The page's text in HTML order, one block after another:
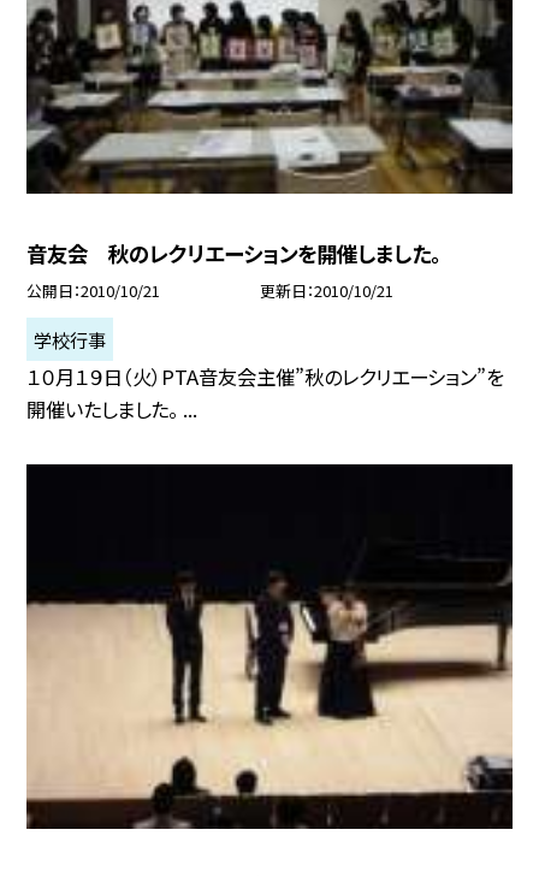
音友会 秋のレクリエーションを開催しました。
公開日 2010/10/21 更新日 2010/10/21
学校行事
１０月１９日（火）PTA音友会主催”秋のレクリエーション”を
開催いたしました。 ...